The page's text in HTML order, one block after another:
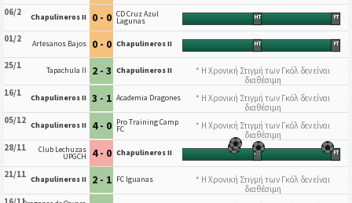
06/2 Chapulineros II 0 - 0 CD Cruz Azul
Lagunas HT FT
01/2 Artesanos Bajos 0 - 0 Chapulineros II HT FT
25/1 Tapachula II 2 - 3 Chapulineros II
* Η Χρονική Στιγμή των Γκόλ δεν είναι
διαθέσιμη
16/1
Chapulineros II 3 - 1 Academia Dragones
* Η Χρονική Στιγμή των Γκόλ δεν είναι
διαθέσιμη
05/12 Chapulineros II 4 - 0 Pro Training Camp
FC
* Η Χρονική Στιγμή των Γκόλ δεν είναι
διαθέσιμη
28/11
Club Lechuzas
UPGCH 4 - 0 Chapulineros II HT FT
21/11 Chapulineros II 2 - 1 FC Iguanas
* Η Χρονική Στιγμή των Γκόλ δεν είναι
διαθέσιμη